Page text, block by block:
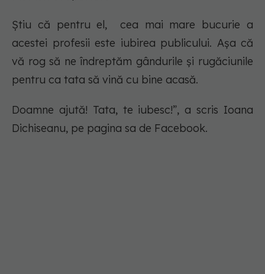
Știu că pentru el, cea mai mare bucurie a
acestei profesii este iubirea publicului. Așa că
vă rog să ne îndreptăm gândurile și rugăciunile
pentru ca tata să vină cu bine acasă.
Doamne ajută! Tata, te iubesc!”, a scris Ioana
Dichiseanu, pe pagina sa de Facebook.